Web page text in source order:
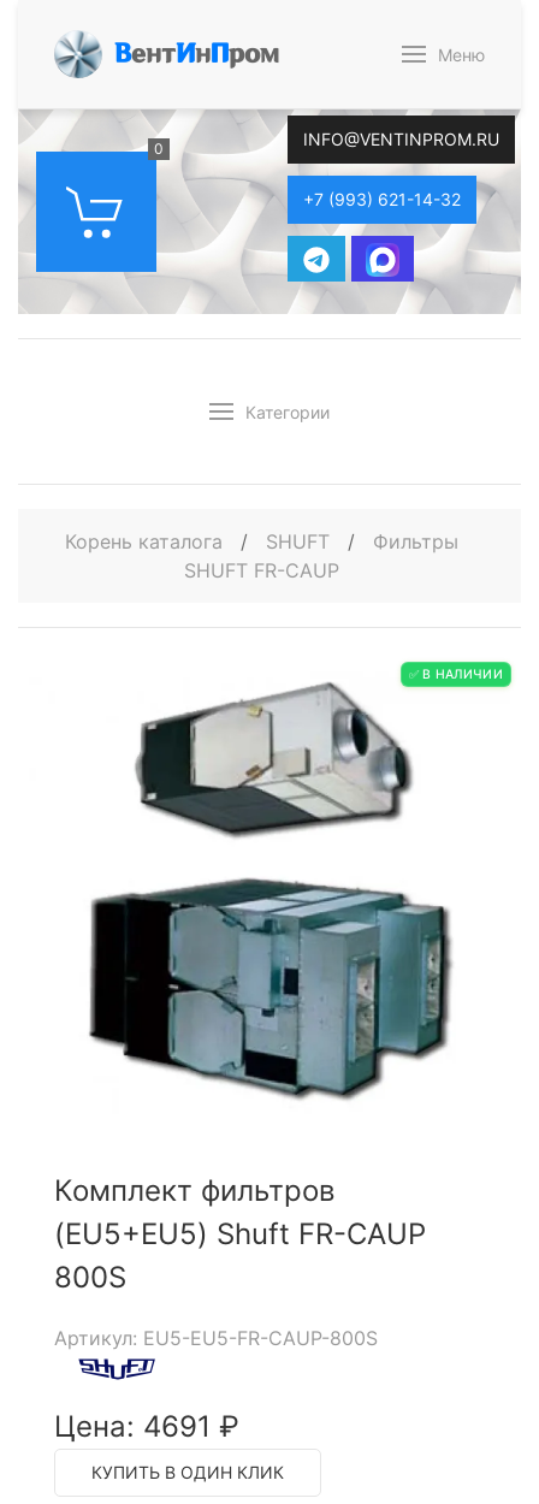
ВентИнПром Меню
0 INFO@VENTINPROM.RU
+7 (993) 621-14-32
Категории
Корень каталога / SHUFT /
Фильтры
SHUFT FR-CAUP
✅ В НАЛИЧИИ
Комплект фильтров
(EU5+EU5) Shuft FR-CAUP
800S
Артикул: EU5-EU5-FR-CAUP-800S
Цена: 4691 ₽
КУПИТЬ В ОДИН КЛИК